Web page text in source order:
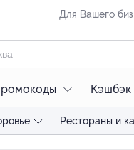
Для Вашего
Кэшбэк
Рестораны и